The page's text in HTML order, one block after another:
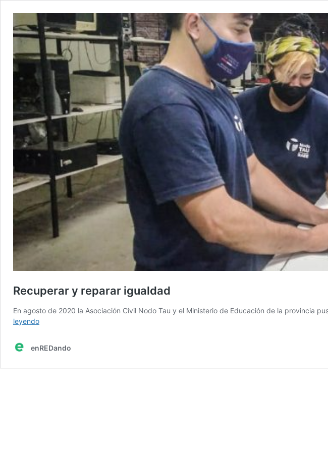
Recuperar y reparar igualdad
En agosto de 2020 la Asociación Civil Nodo Tau y el Ministerio de Educación de la provincia
leyendoRecuperar
igualdad
enREDando